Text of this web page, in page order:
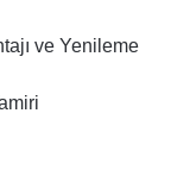
ve Yenileme